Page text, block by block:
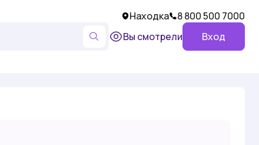
Находка
8 800 500 7000
Вы смотрели
Вход